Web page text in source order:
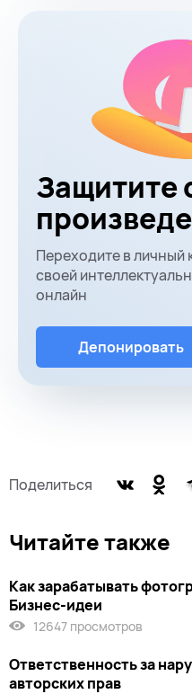
Защитите
Переходите в личный
своей
онлайн
Депонировать
Поделиться
Читайте также
Как зарабатывать
Бизнес-идеи
12647 просмотров
Ответственность за
авторских прав